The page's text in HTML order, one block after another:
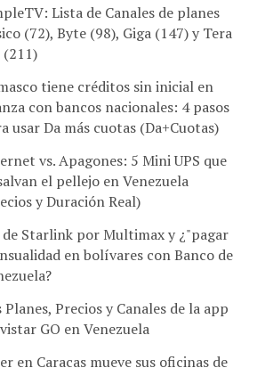
Lista de Canales de planes
(72), Byte (98), Giga (147) y Tera
(211)
tiene créditos sin inicial en
con bancos nacionales: 4 pasos
usar Da más cuotas (Da+Cuotas)
vs. Apagones: 5 Mini UPS que
el pellejo en Venezuela
y Duración Real)
Starlink por Multimax y ¿"pagar
en bolívares con Banco de
Planes, Precios y Canales de la app
GO en Venezuela
en Caracas mueve sus oficinas de